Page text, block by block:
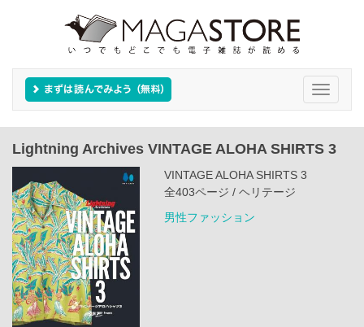
Toggle
Lightning Archives VINTAGE ALOHA SHIRTS 3
VINTAGE ALOHA SHIRTS 3
全403ページ / ヘリテージ
男性ファッション